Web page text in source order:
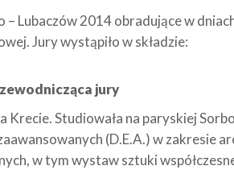
Lubaczów 2014 obradujące w
Jury wystąpiło w składzie:
jury
Krecie. Studiowała na paryskiej
(D.E.A.) w zakresie
w tym wystaw sztuki